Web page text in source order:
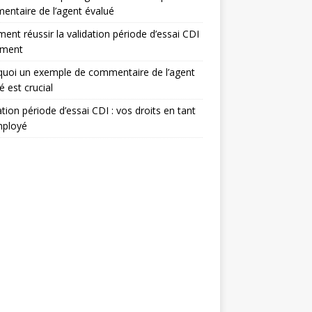
de l’agent évalué
réussir la validation période d’essai CDI
un exemple de commentaire de l’agent
est crucial
période d’essai CDI : vos droits en tant